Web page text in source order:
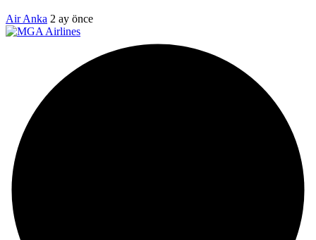
Air Anka 2 ay önce